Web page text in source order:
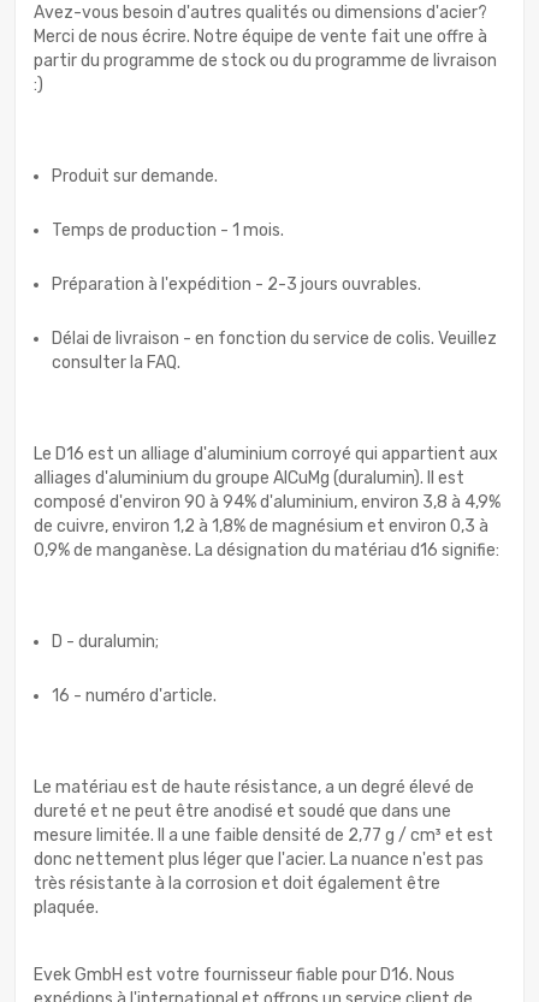
Avez-vous besoin d'autres qualités ou dimensions d'acier?
Merci de nous écrire. Notre équipe de vente fait une offre à
partir du programme de stock ou du programme de livraison
:)
Produit sur demande.
Temps de production - 1 mois.
Préparation à l'expédition - 2-3 jours ouvrables.
Délai de livraison - en fonction du service de colis. Veuillez
consulter la FAQ.
Le D16 est un alliage d'aluminium corroyé qui appartient aux
alliages d'aluminium du groupe AlCuMg (duralumin). Il est
composé d'environ 90 à 94% d'aluminium, environ 3,8 à 4,9%
de cuivre, environ 1,2 à 1,8% de magnésium et environ 0,3 à
0,9% de manganèse. La désignation du matériau d16 signifie:
D - duralumin;
16 - numéro d'article.
Le matériau est de haute résistance, a un degré élevé de
dureté et ne peut être anodisé et soudé que dans une
mesure limitée. Il a une faible densité de 2,77 g / cm³ et est
donc nettement plus léger que l'acier. La nuance n'est pas
très résistante à la corrosion et doit également être
plaquée.
Evek GmbH est votre fournisseur fiable pour D16. Nous